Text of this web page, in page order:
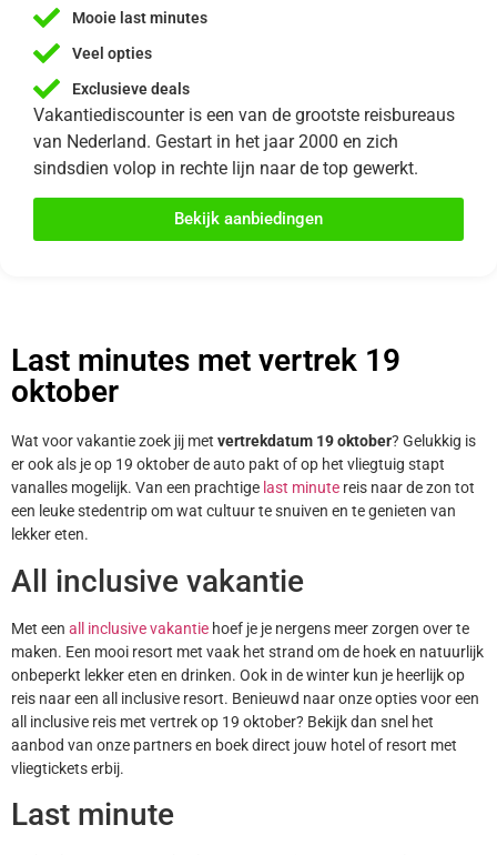
Mooie last minutes
Veel opties
Exclusieve deals
Vakantiediscounter is een van de grootste reisbureaus
van Nederland. Gestart in het jaar 2000 en zich
sindsdien volop in rechte lijn naar de top gewerkt.
Bekijk aanbiedingen
Last minutes met vertrek 19
oktober
Wat voor vakantie zoek jij met vertrekdatum 19 oktober? Gelukkig is
er ook als je op 19 oktober de auto pakt of op het vliegtuig stapt
vanalles mogelijk. Van een prachtige last minute reis naar de zon tot
een leuke stedentrip om wat cultuur te snuiven en te genieten van
lekker eten.
All inclusive vakantie
Met een all inclusive vakantie hoef je je nergens meer zorgen over te
maken. Een mooi resort met vaak het strand om de hoek en natuurlijk
onbeperkt lekker eten en drinken. Ook in de winter kun je heerlijk op
reis naar een all inclusive resort. Benieuwd naar onze opties voor een
all inclusive reis met vertrek op 19 oktober? Bekijk dan snel het
aanbod van onze partners en boek direct jouw hotel of resort met
vliegtickets erbij.
Last minute